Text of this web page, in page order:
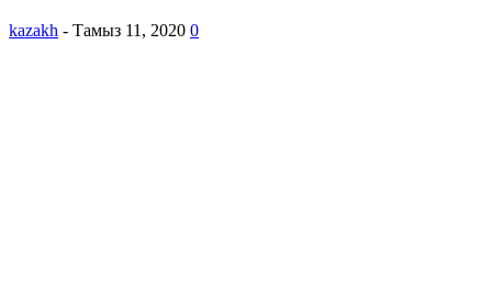
kazakh - Тамыз 11, 2020 0